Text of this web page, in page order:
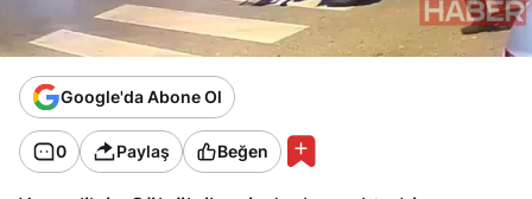
Google'da Abone Ol
0 Paylaş Beğen